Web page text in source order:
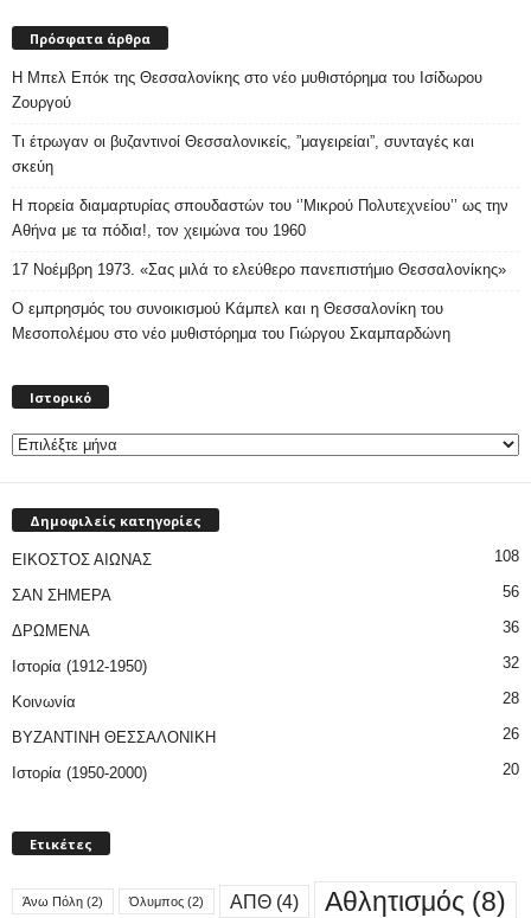
Πρόσφατα άρθρα
Η Μπελ Επόκ της Θεσσαλονίκης στο νέο μυθιστόρημα του Ισίδωρου
Ζουργού
Τι έτρωγαν οι βυζαντινοί Θεσσαλονικείς, ”μαγειρείαι”, συνταγές και
σκεύη
Η πορεία διαμαρτυρίας σπουδαστών του ‘’Μικρού Πολυτεχνείου’’ ως την
Αθήνα με τα πόδια!, τον χειμώνα του 1960
17 Νοέμβρη 1973. «Σας μιλά το ελεύθερο πανεπιστήμιο Θεσσαλονίκης»
Ο εμπρησμός του συνοικισμού Κάμπελ και η Θεσσαλονίκη του
Μεσοπολέμου στο νέο μυθιστόρημα του Γιώργου Σκαμπαρδώνη
Ιστορικό
Δημοφιλείς κατηγορίες
ΕΙΚΟΣΤΟΣ ΑΙΩΝΑΣ 108
ΣΑΝ ΣΗΜΕΡΑ 56
ΔΡΩΜΕΝΑ 36
Ιστορία (1912-1950) 32
Κοινωνία 28
ΒΥΖΑΝΤΙΝΗ ΘΕΣΣΑΛΟΝΙΚΗ 26
Ιστορία (1950-2000) 20
Ετικέτες
Άνω Πόλη (2) Όλυμπος (2) ΑΠΘ (4) Αθλητισμός (8)